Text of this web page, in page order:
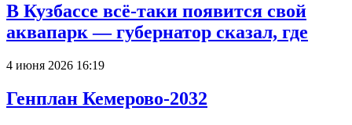
В Кузбассе всё-таки появится свой
аквапарк — губернатор сказал, где
4 июня 2026 16:19
Генплан Кемерово-2032